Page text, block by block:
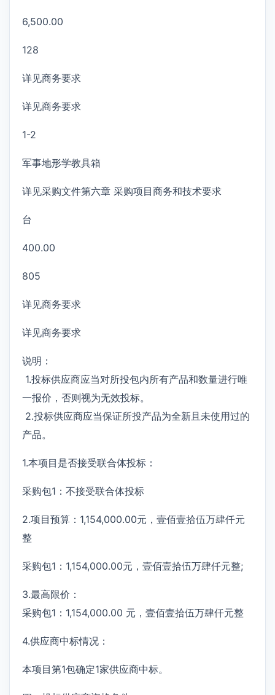
6,500.00
128
详见商务要求
详见商务要求
1-2
军事地形学教具箱
详见采购文件第六章 采购项目商务和技术要求
台
400.00
805
详见商务要求
详见商务要求
说明：
1.投标供应商应当对所投包内所有产品和数量进行唯
一报价，否则视为无效投标。
2.投标供应商应当保证所投产品为全新且未使用过的
产品。
1.本项目是否接受联合体投标：
采购包1：不接受联合体投标
2.项目预算：1,154,000.00元，壹佰壹拾伍万肆仟元
整
采购包1：1,154,000.00元，壹佰壹拾伍万肆仟元整;
3.最高限价：
采购包1：1,154,000.00 元，壹佰壹拾伍万肆仟元整
4.供应商中标情况：
本项目第1包确定1家供应商中标。